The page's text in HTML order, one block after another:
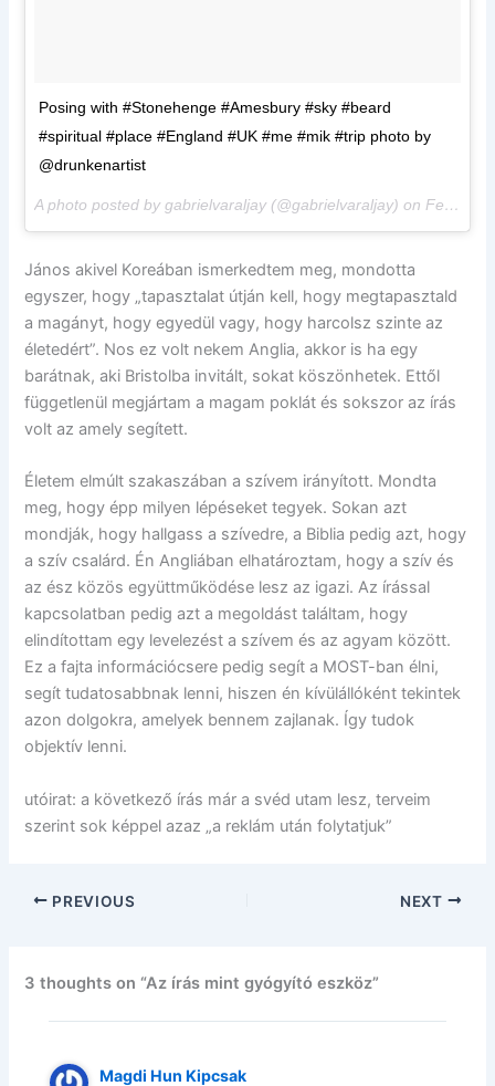
Posing with #Stonehenge #Amesbury #sky #beard
#spiritual #place #England #UK #me #mik #trip photo by
@drunkenartist
A photo posted by gabrielvaraljay (@gabrielvaraljay) on Feb 8, 2015 at 4:57am PST
János akivel Koreában ismerkedtem meg, mondotta
egyszer, hogy „tapasztalat útján kell, hogy megtapasztald
a magányt, hogy egyedül vagy, hogy harcolsz szinte az
életedért”. Nos ez volt nekem Anglia, akkor is ha egy
barátnak, aki Bristolba invitált, sokat köszönhetek. Ettől
függetlenül megjártam a magam poklát és sokszor az írás
volt az amely segített.
Életem elmúlt szakaszában a szívem irányított. Mondta
meg, hogy épp milyen lépéseket tegyek. Sokan azt
mondják, hogy hallgass a szívedre, a Biblia pedig azt, hogy
a szív csalárd. Én Angliában elhatároztam, hogy a szív és
az ész közös együttműködése lesz az igazi. Az írással
kapcsolatban pedig azt a megoldást találtam, hogy
elindítottam egy levelezést a szívem és az agyam között.
Ez a fajta információcsere pedig segít a MOST-ban élni,
segít tudatosabbnak lenni, hiszen én kívülállóként tekintek
azon dolgokra, amelyek bennem zajlanak. Így tudok
objektív lenni.
utóirat: a következő írás már a svéd utam lesz, terveim
szerint sok képpel azaz „a reklám után folytatjuk”
PREVIOUS NEXT
3 thoughts on “Az írás mint gyógyító eszköz”
Magdi Hun Kipcsak